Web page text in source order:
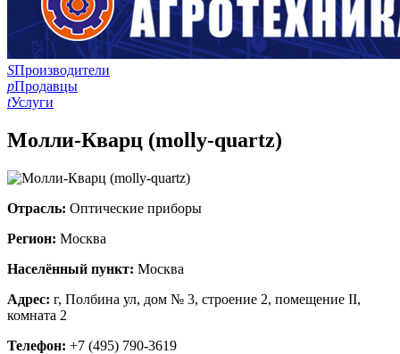
SПроизводители
pПродавцы
tУслуги
Молли-Кварц (molly-quartz)
Отрасль: Оптические приборы
Регион: Москва
Населённый пункт: Москва
Адрес: г, Полбина ул, дом № 3, строение 2, помещение II,
комната 2
Телефон: +7 (495) 790-3619